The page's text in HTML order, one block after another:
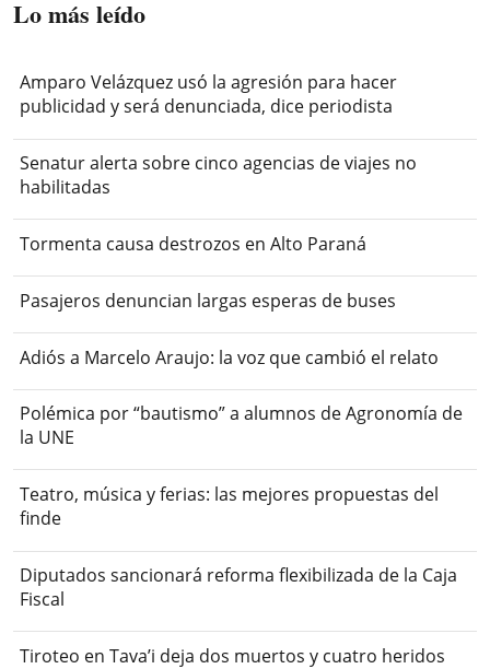
Lo más leído
Amparo Velázquez usó la agresión para hacer
publicidad y será denunciada, dice periodista
Senatur alerta sobre cinco agencias de viajes no
habilitadas
Tormenta causa destrozos en Alto Paraná
Pasajeros denuncian largas esperas de buses
Adiós a Marcelo Araujo: la voz que cambió el relato
Polémica por “bautismo” a alumnos de Agronomía de
la UNE
Teatro, música y ferias: las mejores propuestas del
finde
Diputados sancionará reforma flexibilizada de la Caja
Fiscal
Tiroteo en Tava’i deja dos muertos y cuatro heridos